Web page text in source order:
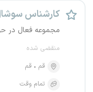
کارشناس
مجموعه فعال در
منقضی شده
قم
قم
تمام وقت